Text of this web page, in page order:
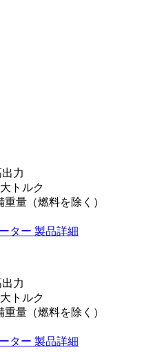
力
トルク
重量（燃料を除く）
ター 製品詳細
力
トルク
重量（燃料を除く）
ター 製品詳細